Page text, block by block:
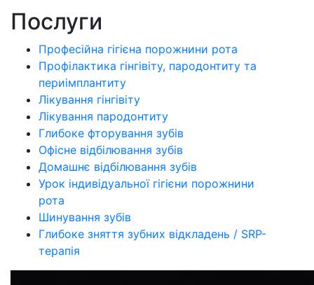
Послуги
Професійна гігієна порожнини рота
Профілактика гінгівіту, пародонтиту та
периімплантиту
Лікування гінгівіту
Лікування пародонтиту
Глибоке фторування зубів
Офісне відбілювання зубів
Домашнє відбілювання зубів
Урок індивідуальної гігієни порожнини
рота
Шинування зубів
Глибоке зняття зубних відкладень / SRP-
терапія